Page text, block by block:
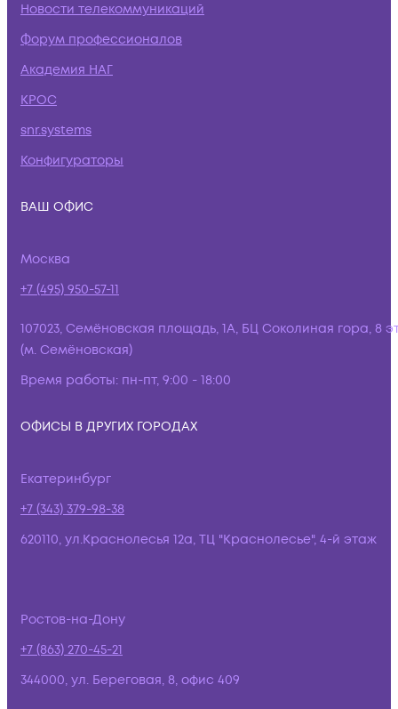
Новости телекоммуникаций
Форум профессионалов
Академия НАГ
КРОС
snr.systems
Конфигураторы
ВАШ ОФИС
Москва
+7 (495) 950-57-11
107023, Семёновская площадь, 1А, БЦ Соколиная гора, 8
(м. Семёновская)
Время работы: пн-пт, 9:00 - 18:00
ОФИСЫ В ДРУГИХ ГОРОДАХ
Екатеринбург
+7 (343) 379-98-38
620110, ул.Краснолесья 12а, ТЦ "Краснолесье", 4-й этаж
Ростов-на-Дону
+7 (863) 270-45-21
344000, ул. Береговая, 8, офис 409